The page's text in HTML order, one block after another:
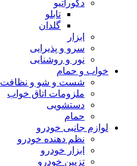
دکوراتیو
تابلو
گلدان
ابزار
سرو و پذیرایی
نور و روشنایی
خواب و حمام
شست و شو و نظافت
ملزومات اتاق خواب
دستشویی
حمام
لوازم جانبی خودرو
نظم دهنده خودرو
ابزار خودرو
تزیین خودرو